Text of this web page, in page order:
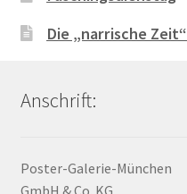
Die „narrische Zeit“
Anschrift:
Poster-Galerie-München